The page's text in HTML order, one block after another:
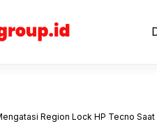
Region Lock HP Tecno